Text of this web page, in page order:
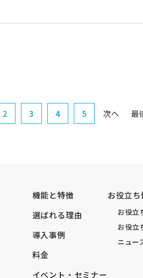
2 3 4 5 次へ 最
機能と特徴
選ばれる理由
導入事例
料金
イベント・セミナー
お役立
お役立
お役立
ニュー